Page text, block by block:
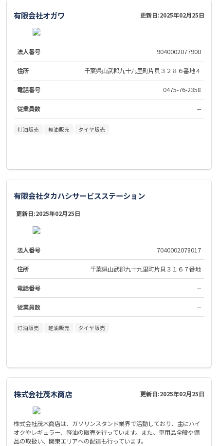
有限会社オガワ 更新日:2025年02月25日
法人番号 9040002077900
住所 千葉県山武郡九十九里町片貝３２８６番地４
電話番号 0475-76-2358
従業員数 --
灯油販売 軽油販売 タイヤ販売
有限会社タカハシサービスステーション
更新日:2025年02月25日
法人番号 7040002078017
住所 千葉県山武郡九十九里町片貝３１６７番地
電話番号 --
従業員数 --
灯油販売 軽油販売 タイヤ販売
株式会社茂木商店 更新日:2025年02月25日
株式会社茂木商店は、ガソリンスタンド業界で活動しており、主にハイ
オクやレギュラー、軽油の販売を行っています。また、車用品全般や備
品の取扱い、関東エリアへの配達も行っています。